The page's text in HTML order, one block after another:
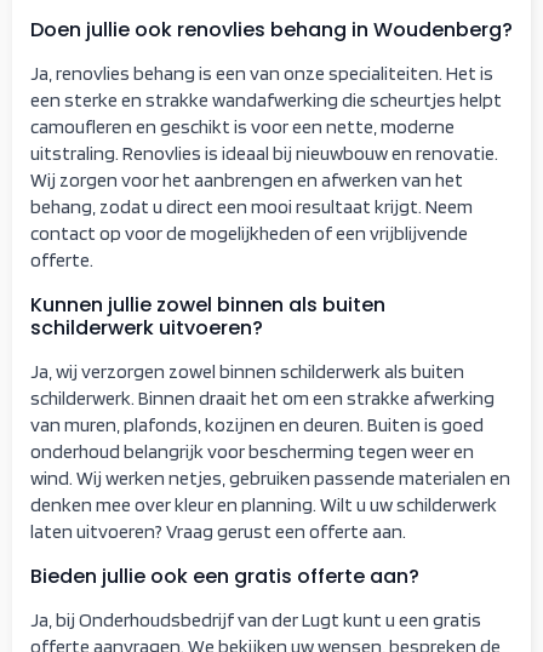
Doen jullie ook renovlies behang in Woudenberg?
Ja, renovlies behang is een van onze specialiteiten. Het is
een sterke en strakke wandafwerking die scheurtjes helpt
camoufleren en geschikt is voor een nette, moderne
uitstraling. Renovlies is ideaal bij nieuwbouw en renovatie.
Wij zorgen voor het aanbrengen en afwerken van het
behang, zodat u direct een mooi resultaat krijgt. Neem
contact op voor de mogelijkheden of een vrijblijvende
offerte.
Kunnen jullie zowel binnen als buiten
schilderwerk uitvoeren?
Ja, wij verzorgen zowel binnen schilderwerk als buiten
schilderwerk. Binnen draait het om een strakke afwerking
van muren, plafonds, kozijnen en deuren. Buiten is goed
onderhoud belangrijk voor bescherming tegen weer en
wind. Wij werken netjes, gebruiken passende materialen en
denken mee over kleur en planning. Wilt u uw schilderwerk
laten uitvoeren? Vraag gerust een offerte aan.
Bieden jullie ook een gratis offerte aan?
Ja, bij Onderhoudsbedrijf van der Lugt kunt u een gratis
offerte aanvragen. We bekijken uw wensen, bespreken de